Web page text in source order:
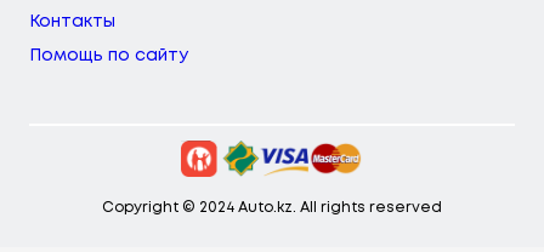
Контакты
Помощь по сайту
Copyright © 2024 Auto.kz. All rights reserved